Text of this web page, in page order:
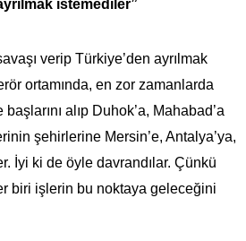
istemediler”
verip Türkiye’den ayrılmak
ortamında, en zor zamanlarda
alıp Duhok’a, Mahabad’a
şehirlerine Mersin’e, Antalya’ya,
İyi ki de öyle davrandılar. Çünkü
biri işlerin bu noktaya geleceğini